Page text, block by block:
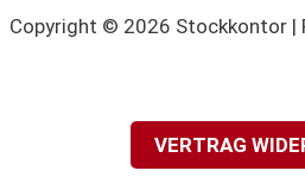
Copyright © 2026 Stockkontor |
VERTRAG